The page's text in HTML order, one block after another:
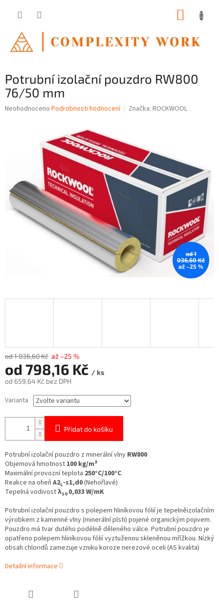
Potrubní izolační pouzdro RW800
76/50 mm
Průměrné
Neohodnoceno Podrobnosti hodnocení Značka: ROCKWOOL
od 1
036,60 Kč
až –25 %
od 1 036,60 Kč až –25 %
od 798,16 Kč / ks
od 659,64 Kč bez DPH
cena:
Varianta
Přidat do košíku
Potrubní izolační pouzdro z minerální vlny RW800
Objemová hmotnost 100 kg/m3
Maximální provozní teplota 250°C/100°C
Reakce na oheň A2L-s1,d0(Nehořlavé)
Tepelná vodivostλ10 0,033 W/mK
Potrubní izolační pouzdro s polepem hliníkovou fólií je tepelněizolačním
výrobkem z kamenné vlny (minerální plsti) pojené organickým pojivem.
Pouzdro má tvar dutého podélně děleného válce. Potrubní pouzdro je
opatřeno polepem hliníkovou fólií vyztuženou skleněnou mřížkou. Nízký
obsah chloridů zamezuje vzniku koroze nerezové oceli (AS kvalita)
Detailní informace